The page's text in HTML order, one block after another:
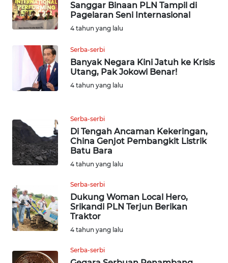
Sanggar Binaan PLN Tampil di
Pagelaran Seni Internasional
4 tahun yang lalu
Serba-serbi
Banyak Negara Kini Jatuh ke Krisis
Utang, Pak Jokowi Benar!
4 tahun yang lalu
Serba-serbi
Di Tengah Ancaman Kekeringan,
China Genjot Pembangkit Listrik
Batu Bara
4 tahun yang lalu
Serba-serbi
Dukung Woman Local Hero,
Srikandi PLN Terjun Berikan
Traktor
4 tahun yang lalu
Serba-serbi
WN
KALTARA
WN
KALSEL
WN
KALTIM
SULSEL
WN
GORONTALO
WN
SULUT
WN